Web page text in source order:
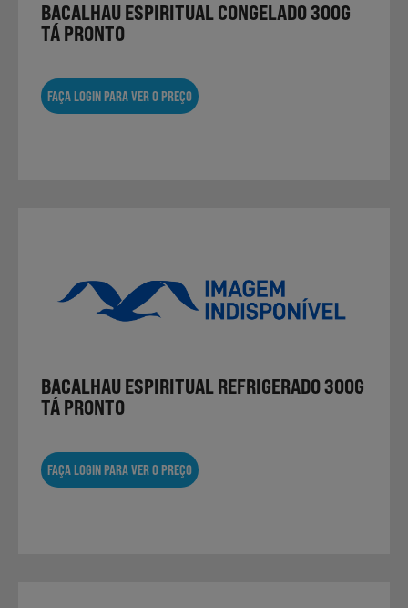
BACALHAU ESPIRITUAL CONGELADO 300G
TÁ PRONTO
FAÇA LOGIN PARA VER O PREÇO
BACALHAU ESPIRITUAL REFRIGERADO 300G
TÁ PRONTO
FAÇA LOGIN PARA VER O PREÇO